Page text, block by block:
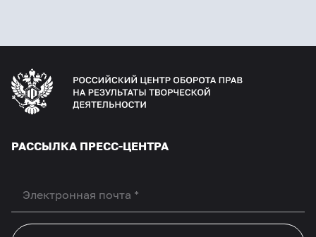
РАССЫЛКА ПРЕСС-ЦЕНТРА